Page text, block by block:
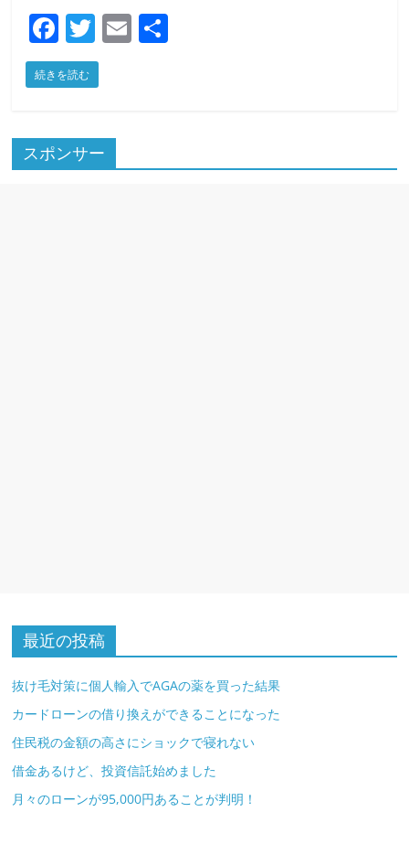
F
a
c
b
o
T
w
itt
E
続きを読む
スポンサー
最近の投稿
抜け毛対策に個人輸入でAGAの薬を買った結果
カードローンの借り換えができることになった
住民税の金額の高さにショックで寝れない
借金あるけど、投資信託始めました
月々のローンが95,000円あることが判明！